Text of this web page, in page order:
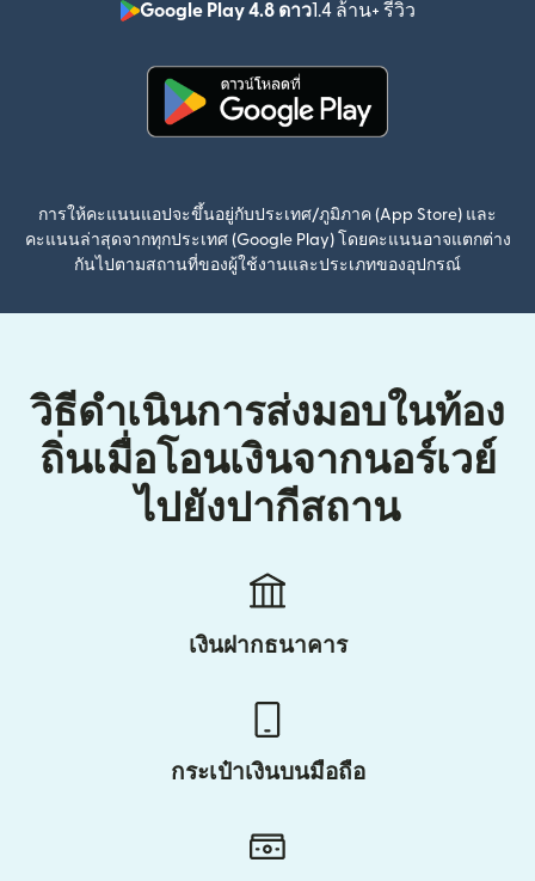
Google Play 4.8 ดาว1.4 ล้าน+ รีวิว
(เปิดในหน้าต่
การให้คะแนนแอปจะขึ้นอยู่กับประเทศ/ภูมิภาค (App Store) และ
คะแนนล่าสุดจากทุกประเทศ (Google Play) โดยคะแนนอาจแตกต่าง
กันไปตามสถานที่ของผู้ใช้งานและประเภทของอุปกรณ์
วิธีดำเนินการส่งมอบในท้อง
ถิ่นเมื่อโอนเงินจากนอร์เวย์
ไปยังปากีสถาน
เงินฝากธนาคาร
กระเป๋าเงินบนมือถือ